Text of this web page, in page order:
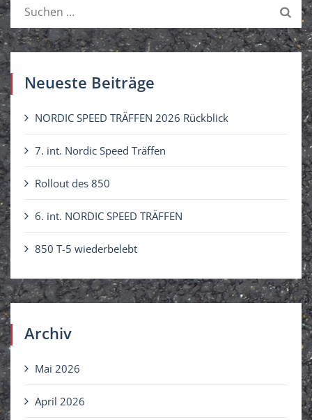
c
e
n
Neueste Beiträge
NORDIC SPEED TRÄFFEN 2026 Rückblick
7. int. Nordic Speed Träffen
Rollout des 850
6. int. NORDIC SPEED TRÄFFEN
850 T-5 wiederbelebt
Archiv
Mai 2026
April 2026